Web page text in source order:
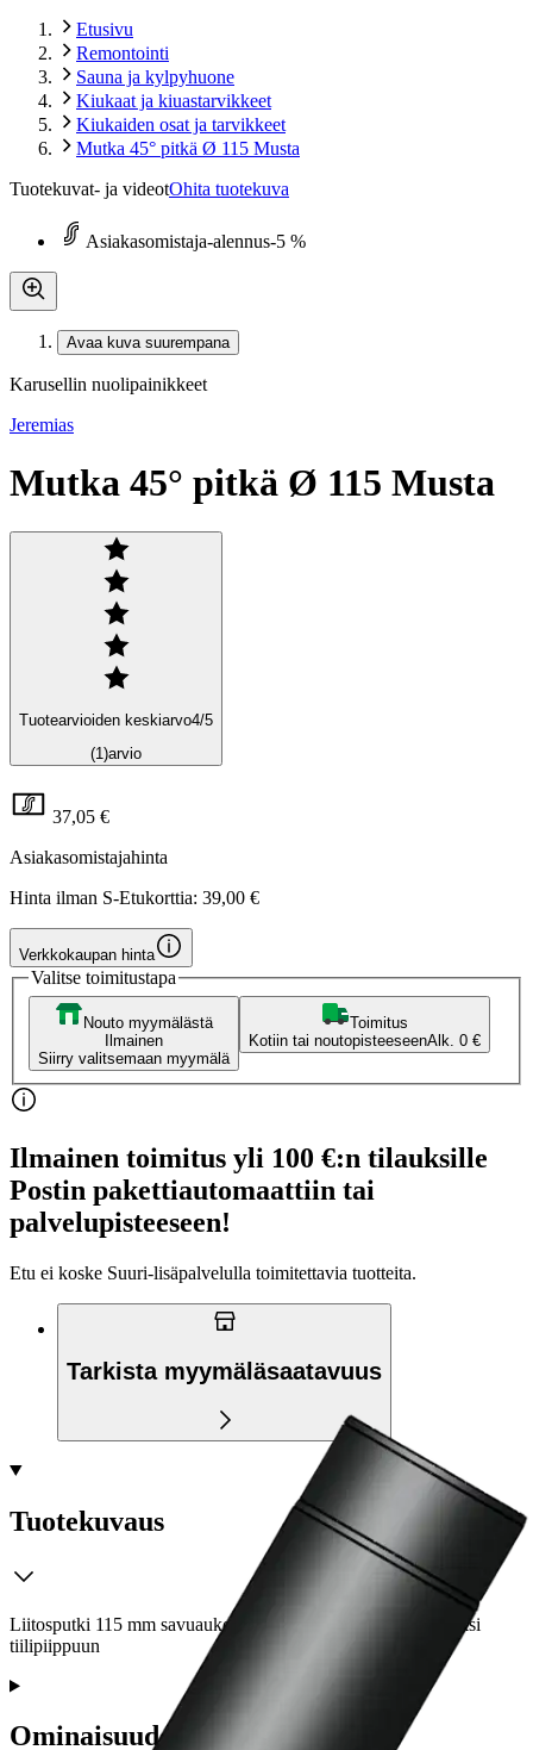
Etusivu
Remontointi
Sauna ja kylpyhuone
Kiukaat ja kiuastarvikkeet
Kiukaiden osat ja tarvikkeet
Mutka 45° pitkä Ø 115 Musta
Tuotekuvat- ja videotOhita tuotekuva
Asiakasomistaja-alennus-5 %
Avaa kuva suurempana
Karusellin nuolipainikkeet
Jeremias
Mutka 45° pitkä Ø 115 Musta
Tuotearvioiden keskiarvo4/5
(1)arvio
37,05 €
Asiakasomistajahinta
Hinta ilman S-Etukorttia: 39,00 €
Verkkokaupan hinta
Valitse toimitustapa
Nouto myymälästä
Ilmainen
Siirry valitsemaan myymälä
Toimitus
Kotiin tai noutopisteeseenAlk. 0 €
Ilmainen toimitus yli 100 €:n tilauksille
Postin pakettiautomaattiin tai
palvelupisteeseen!
Etu ei koske Suuri‑lisäpalvelulla toimitettavia tuotteita.
Tarkista myymäläsaatavuus
Tuotekuvaus
Liitosputki 115 mm savuaukolla olevien kiukaiden liittämiseksi
tiilipiippuun
Ominaisuudet